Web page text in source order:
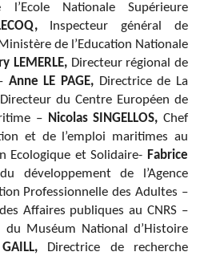
Nationale Supérieure
Inspecteur général de
de l’Education Nationale
LEMERLE, Directeur régional de
Anne LE PAGE, Directrice de La
Directeur du Centre Européen de
– Nicolas SINGELLOS,Chef
et de l’emploi maritimes au
Ecologique et Solidaire- Fabrice
développement de l’Agence
Professionnelle des Adultes –
Affaires publiques au CNRS –
du Muséum National d’Histoire
Directrice de recherche